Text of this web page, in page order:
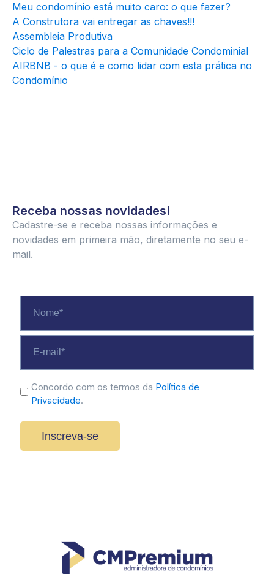
Meu condomínio está muito caro: o que fazer?
A Construtora vai entregar as chaves!!!
Assembleia Produtiva
Ciclo de Palestras para a Comunidade Condominial
AIRBNB - o que é e como lidar com esta prática no
Condomínio
Receba nossas novidades!
Cadastre-se e receba nossas informações e
novidades em primeira mão, diretamente no seu e-
mail.
mail
*
politica
Concordo com os termos da Política de
Privacidade.